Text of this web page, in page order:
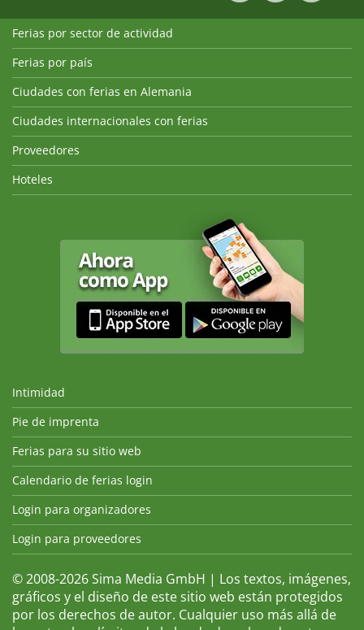
Ferias por sector de actividad
Ferias por país
Ciudades con ferias en Alemania
Ciudades internacionales con ferias
Proveedores
Hoteles
Intimidad
Pie de imprenta
Ferias para su sitio web
Calendario de ferias login
Login para organizadores
Login para proveedores
© 2008-2026 Sima Media GmbH | Los textos, imágenes,
gráficos y el diseño de este sitio web están protegidos
por los derechos de autor. Cualquier uso más allá de